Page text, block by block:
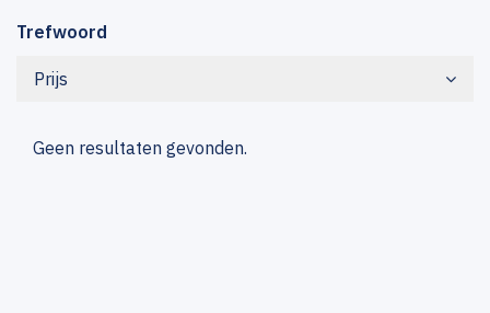
Trefwoord
Prijs
Geen resultaten gevonden.